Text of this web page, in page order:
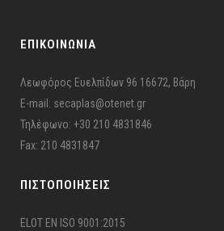
ΕΠΙΚΟΙΝΩΝΙΑ
Λεωφόρος Ευελπίδων 96 16672, Βάρη
E-mail: secaplas@otenet.gr
Τηλέφωνο: +30 210 4831846
Fax: 210 4831847
ΠΙΣΤΟΠΟΙΉΣΕΙΣ
ELOT EN ISO 9001:2015